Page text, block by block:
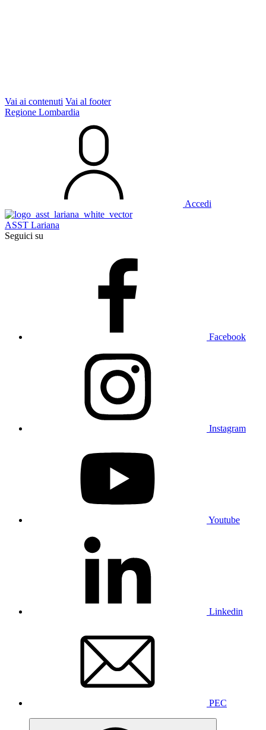
Vai ai contenuti Vai al footer
Regione Lombardia
Accedi
ASST Lariana
Seguici su
Facebook
Instagram
Youtube
Linkedin
PEC